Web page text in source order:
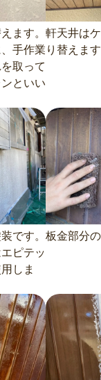
ます。
手作業
取って
といい
軒天井は
り替えます
です。
ピテッ
しま
板金部分